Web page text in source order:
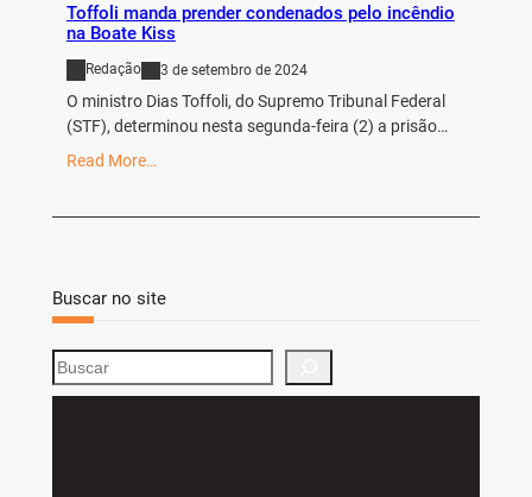
Toffoli manda prender condenados pelo incêndio
na Boate Kiss
Redação 3 de setembro de 2024
O ministro Dias Toffoli, do Supremo Tribunal Federal
(STF), determinou nesta segunda-feira (2) a prisão…
Read More…
Buscar no site
S
e